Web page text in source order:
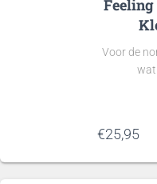
Feeling
Voor de
wat
€25,95